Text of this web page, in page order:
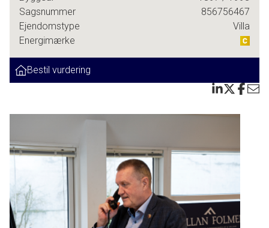
Indkøb, cafeliv, station, skole og Køges hyggelige
handelsgader ligger lige rundt om hjørnet. Og trænger du til
luft og ro, er du heller ikke langt fra skov, strand og grønne
områder, hvor du kan gå, løbe eller bare nyde naturen.
Huset fremstår i pæn stand, men her er ikke tale om en
totalmoderniseret bolig. I stedet får du sjælen og historien
opgradere efter behov og smag. Du får to gode værelser i
tredje.
Indretningen er klassisk og funktionel, og du mærker straks,
at her er tænkt over detaljerne. Fra de sprossede vinduer
og de synlige bjælker til den rare stemning, der
gennemstrømmer rummene.
Sagsnummer
856756467
Ejendomstype
Villa
Energimærke
Bestil vurdering